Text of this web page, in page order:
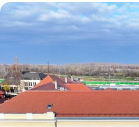
„Пролећно
подрумарење“